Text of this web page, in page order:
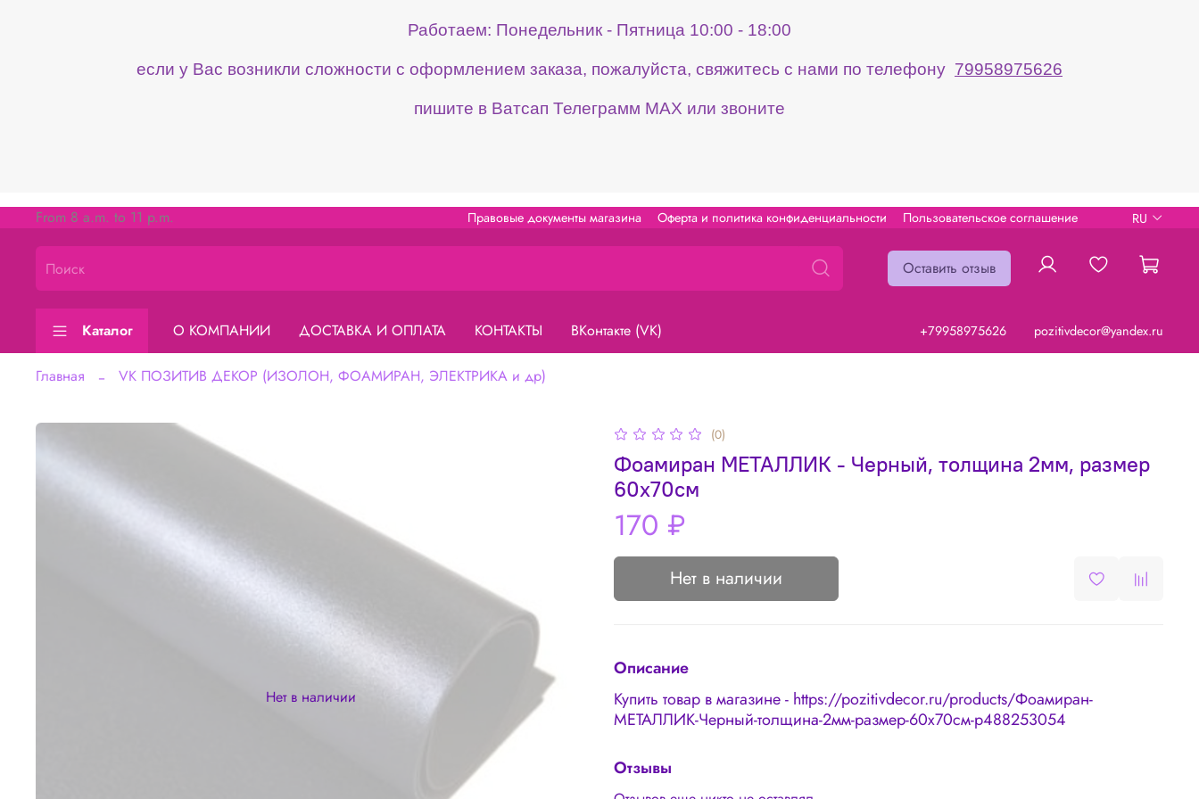
Работаем: Понедельник - Пятница 10:00 - 18:00
если у Вас возникли сложности с оформлением заказа, пожалуйста, свяжитесь с нами по телефону 79958975626
пишите в Ватсап Телеграмм МАХ или звоните
Правовые документы магазина Оферта и политика конфиденциальности Пользовательское соглашение
From 8 a.m. to 11 p.m. RU
Оставить отзыв
Каталог О КОМПАНИИ ДОСТАВКА И ОПЛАТА КОНТАКТЫ ВКонтакте (VK) +79958975626 pozitivdecor@yandex.ru
Главная VK ПОЗИТИВ ДЕКОР (ИЗОЛОН, ФОАМИРАН, ЭЛЕКТРИКА и др)
Нет в наличии
(0)
Фоамиран МЕТАЛЛИК - Черный, толщина 2мм, размер
60х70см
170 ₽
Нет в наличии
Описание
Купить товар в магазине - https://pozitivdecor.ru/products/Фоамиран-
МЕТАЛЛИК-Черный-толщина-2мм-размер-60х70см-p488253054
Отзывы